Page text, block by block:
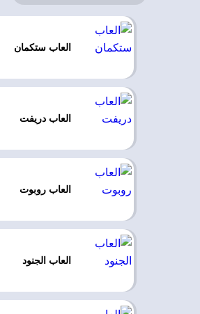
العاب ستكمان
العاب دريفت
العاب روبوت
العاب الجنود